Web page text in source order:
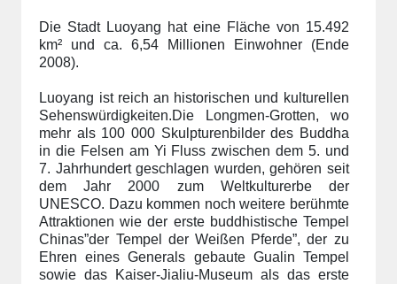
Die Stadt Luoyang hat eine Fläche von 15.492
km² und ca. 6,54 Millionen Einwohner (Ende
2008).
Luoyang ist reich an historischen und kulturellen
Sehenswürdigkeiten.Die Longmen-Grotten, wo
mehr als 100 000 Skulpturenbilder des Buddha
in die Felsen am Yi Fluss zwischen dem 5. und
7. Jahrhundert geschlagen wurden, gehören seit
dem Jahr 2000 zum Weltkulturerbe der
UNESCO. Dazu kommen noch weitere berühmte
Attraktionen wie der erste buddhistische Tempel
Chinas”der Tempel der Weißen Pferde”, der zu
Ehren eines Generals gebaute Gualin Tempel
sowie das Kaiser-Jialiu-Museum als das erste